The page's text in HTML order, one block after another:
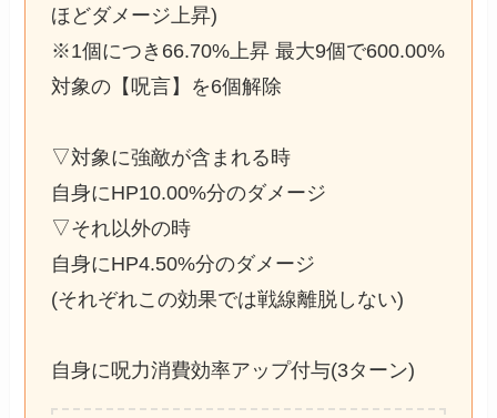
ほどダメージ上昇)
※1個につき66.70%上昇 最大9個で600.00%
対象の【呪言】を6個解除
▽対象に強敵が含まれる時
自身にHP10.00%分のダメージ
▽それ以外の時
自身にHP4.50%分のダメージ
(それぞれこの効果では戦線離脱しない)
自身に呪力消費効率アップ付与(3ターン)